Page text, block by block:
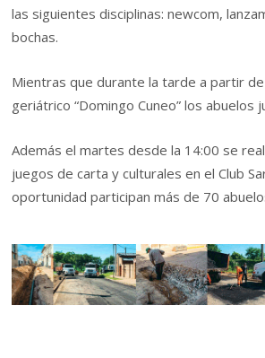
las siguientes disciplinas: newcom,
bochas.
Mientras que durante la tarde a partir
geriátrico “Domingo Cuneo” los abuelos
Además el martes desde la 14:00 se
juegos de carta y culturales en el Club
oportunidad participan más de 70